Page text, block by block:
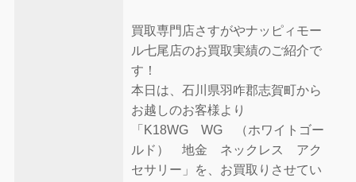
買取専門店さすがやナッピィモー
ル七尾店のお買取実績のご紹介で
す！
本日は、石川県羽咋郡志賀町から
お越しのお客様より
「K18WG WG （ホワイトゴー
ルド） 地金 ネックレス アク
セサリー」を、お買取りさせてい